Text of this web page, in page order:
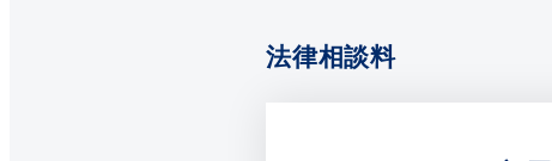
法律相談料